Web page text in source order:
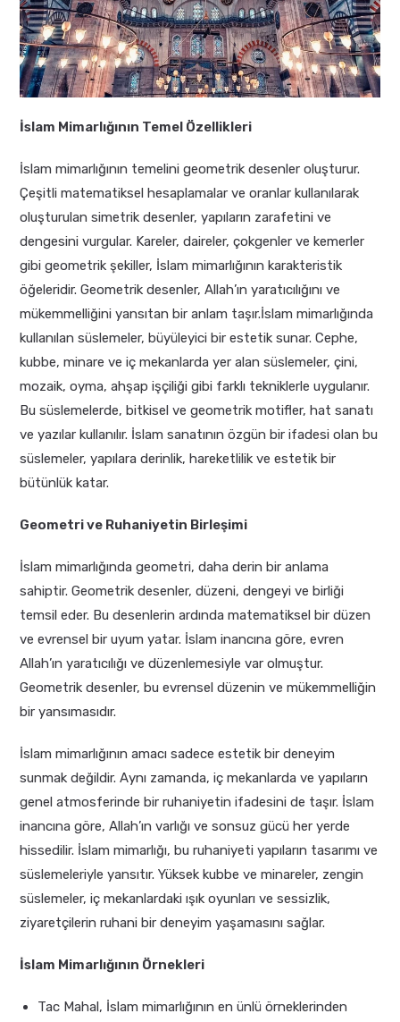
İslam Mimarlığının Temel Özellikleri
İslam mimarlığının temelini geometrik desenler oluşturur.
Çeşitli matematiksel hesaplamalar ve oranlar kullanılarak
oluşturulan simetrik desenler, yapıların zarafetini ve
dengesini vurgular. Kareler, daireler, çokgenler ve kemerler
gibi geometrik şekiller, İslam mimarlığının karakteristik
öğeleridir. Geometrik desenler, Allah’ın yaratıcılığını ve
mükemmelliğini yansıtan bir anlam taşır.İslam mimarlığında
kullanılan süslemeler, büyüleyici bir estetik sunar. Cephe,
kubbe, minare ve iç mekanlarda yer alan süslemeler, çini,
mozaik, oyma, ahşap işçiliği gibi farklı tekniklerle uygulanır.
Bu süslemelerde, bitkisel ve geometrik motifler, hat sanatı
ve yazılar kullanılır. İslam sanatının özgün bir ifadesi olan bu
süslemeler, yapılara derinlik, hareketlilik ve estetik bir
bütünlük katar.
Geometri ve Ruhaniyetin Birleşimi
İslam mimarlığında geometri, daha derin bir anlama
sahiptir. Geometrik desenler, düzeni, dengeyi ve birliği
temsil eder. Bu desenlerin ardında matematiksel bir düzen
ve evrensel bir uyum yatar. İslam inancına göre, evren
Allah’ın yaratıcılığı ve düzenlemesiyle var olmuştur.
Geometrik desenler, bu evrensel düzenin ve mükemmelliğin
bir yansımasıdır.
İslam mimarlığının amacı sadece estetik bir deneyim
sunmak değildir. Aynı zamanda, iç mekanlarda ve yapıların
genel atmosferinde bir ruhaniyetin ifadesini de taşır. İslam
inancına göre, Allah’ın varlığı ve sonsuz gücü her yerde
hissedilir. İslam mimarlığı, bu ruhaniyeti yapıların tasarımı ve
süslemeleriyle yansıtır. Yüksek kubbe ve minareler, zengin
süslemeler, iç mekanlardaki ışık oyunları ve sessizlik,
ziyaretçilerin ruhani bir deneyim yaşamasını sağlar.
İslam Mimarlığının Örnekleri
Tac Mahal, İslam mimarlığının en ünlü örneklerinden